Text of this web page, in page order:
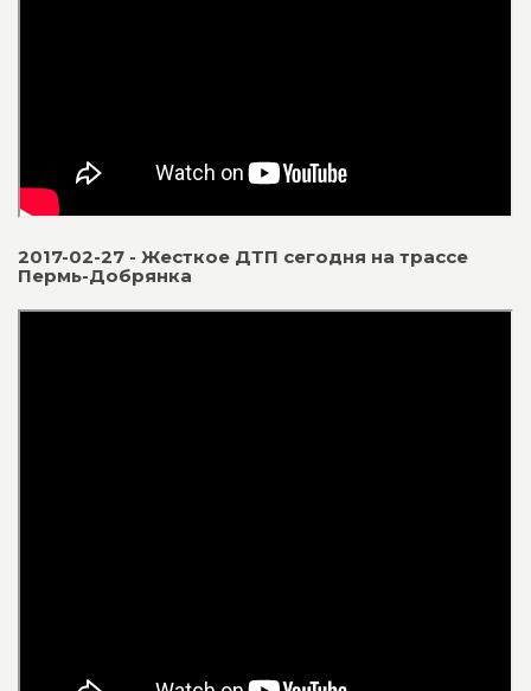
2017-02-27 - Жесткое ДТП сегодня на трассе
Пермь-Добрянка